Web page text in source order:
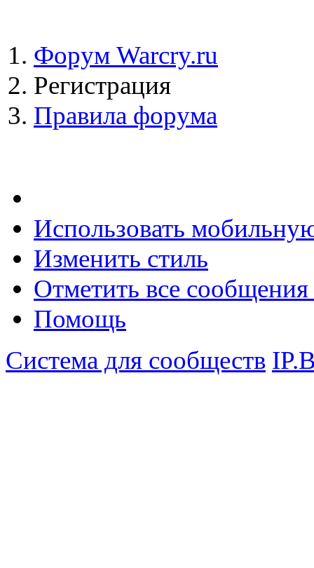
Форум Warcry.ru
Регистрация
Правила форума
Использовать
Изменить стиль
Отметить все
Помощь
Система для сообществ